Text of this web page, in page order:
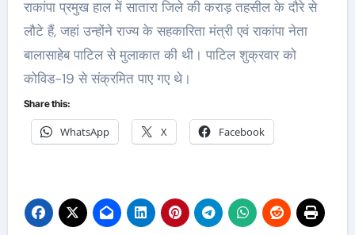
राकांपा प्रमुख हाल में सातारा जिले की कराड़ तहसील के दौरे से
लौटे हैं, जहां उन्होंने राज्य के सहकारिता मंत्री एवं राकांपा नेता
बालासाहेब पाटिल से मुलाकात की थी। पाटिल शुक्रवार को
कोविड-19 से संक्रमित पाए गए थे।
Share this:
WhatsApp X Facebook